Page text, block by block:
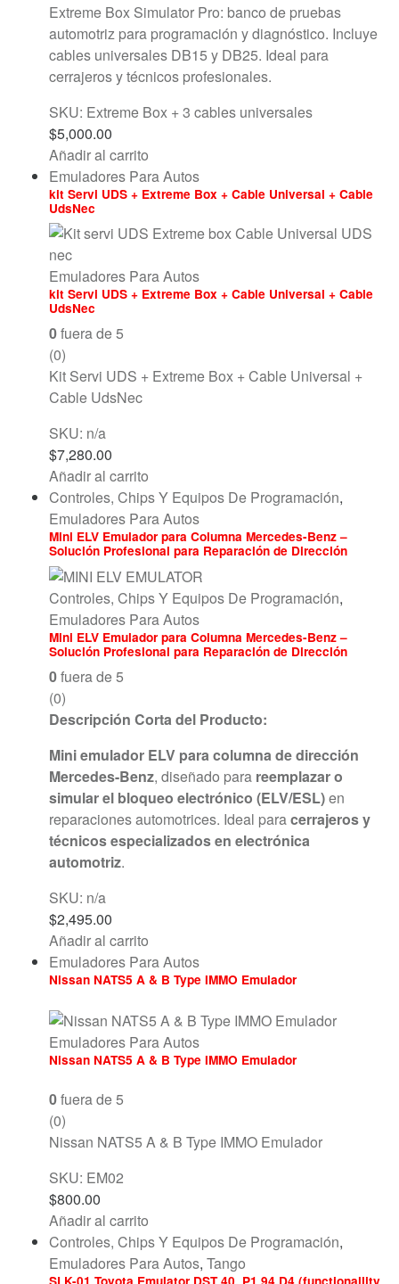
Extreme Box Simulator Pro: banco de pruebas
automotriz para programación y diagnóstico. Incluye
cables universales DB15 y DB25. Ideal para
cerrajeros y técnicos profesionales.
SKU: Extreme Box + 3 cables universales
$5,000.00
Añadir al carrito
Emuladores Para Autos
kit Servi UDS + Extreme Box + Cable Universal + Cable
UdsNec
Emuladores Para Autos
kit Servi UDS + Extreme Box + Cable Universal + Cable
UdsNec
0fuera de 5
(0)
Kit Servi UDS + Extreme Box + Cable Universal +
Cable UdsNec
SKU: n/a
$7,280.00
Añadir al carrito
Controles, Chips Y Equipos De Programación,
Emuladores Para Autos
Mini ELV Emulador para Columna Mercedes-Benz –
Solución Profesional para Reparación de Dirección
Electrónica
Controles, Chips Y Equipos De Programación,
Emuladores Para Autos
Mini ELV Emulador para Columna Mercedes-Benz –
Solución Profesional para Reparación de Dirección
0fuera de 5
(0)
Descripción Corta del Producto:
Mini emulador ELV para columna de dirección
Mercedes-Benz, diseñado para reemplazar o
simular el bloqueo electrónico (ELV/ESL)en
reparaciones automotrices. Ideal paracerrajeros y
técnicos especializados en electrónica
automotriz.
SKU: n/a
$2,495.00
Añadir al carrito
Emuladores Para Autos
Nissan NATS5 A & B Type IMMO Emulador
Emuladores Para Autos
Nissan NATS5 A & B Type IMMO Emulador
0fuera de 5
(0)
Nissan NATS5 A & B Type IMMO Emulador
SKU: EM02
$800.00
Añadir al carrito
Controles, Chips Y Equipos De Programación,
Emuladores Para Autos, Tango